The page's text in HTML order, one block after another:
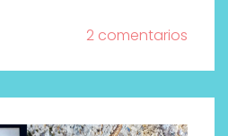
2 comentarios